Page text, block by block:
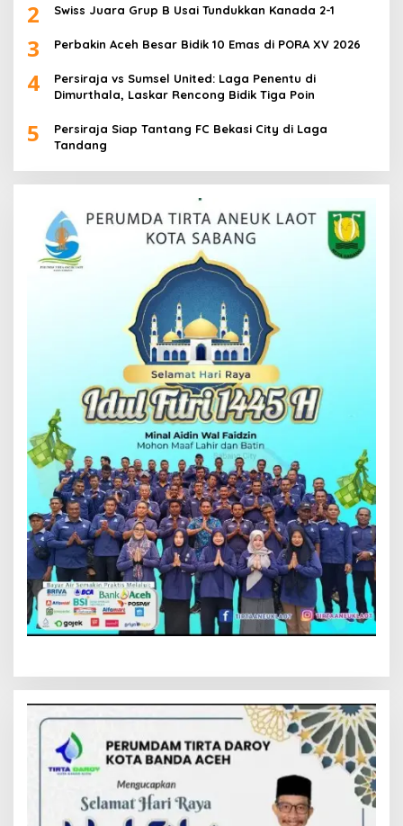
2 Swiss Juara Grup B Usai Tundukkan Kanada 2-1
3 Perbakin Aceh Besar Bidik 10 Emas di PORA XV 2026
4
Persiraja vs Sumsel United: Laga Penentu di
Dimurthala, Laskar Rencong Bidik Tiga Poin
5
Persiraja Siap Tantang FC Bekasi City di Laga
Tandang